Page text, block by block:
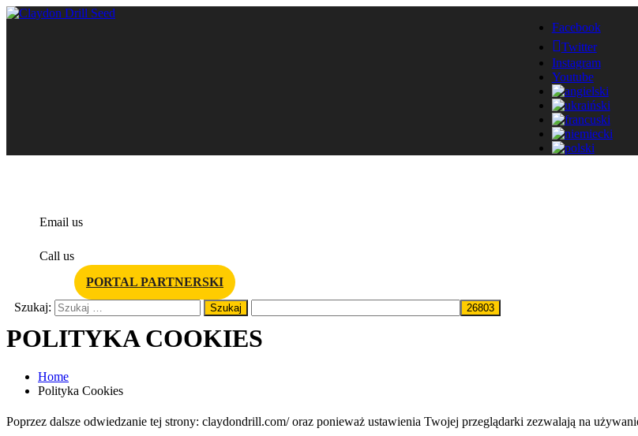
Facebook
Twitter
Instagram
Youtube
Email us
Call us
PORTAL PARTNERSKI
Szukaj:
POLITYKA COOKIES
Home
Polityka Cookies
Poprzez dalsze odwiedzanie tej strony: claydondrill.com/ oraz ponieważ ustawienia Twojej przeglądarki zezwalają na